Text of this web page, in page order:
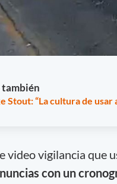
también
Stout: “La cultura de
video vigilancia que
con un